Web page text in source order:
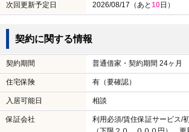
次回更新予定日 2026/08/17（あと10日）
契約に関する情報
契約期間 普通借家・契約期間 24ヶ月
住宅保険 有（要確認）
入居可能日 相談
保証会社
利用必須/賃住保証サービス/